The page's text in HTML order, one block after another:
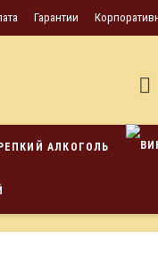
Гарантии
АЛКОГОЛЬ